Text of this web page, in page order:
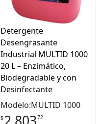
Detergente
Desengrasante
Industrial MULTID 1000
20 L – Enzimático,
Biodegradable y con
Desinfectante
Modelo:MULTID 1000
$2,80372